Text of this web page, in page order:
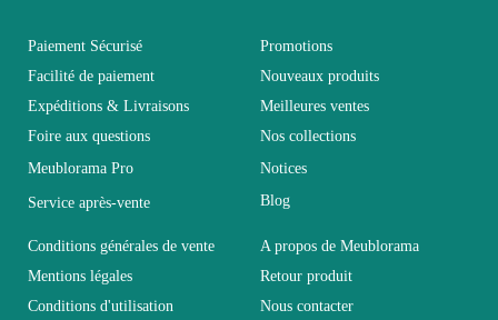
Age Adulte
Collection SWITCH
Coloris Noir
Dimensions L260xH170xP40
Electrique Electrique
Vous devez vous connecter pour laisser un avis
Paiement Sécurisé
Facilité de paiement
Expéditions & Livraisons
Foire aux questions
Meublorama Pro
Service après-vente
Promotions
Nouveaux produits
Meilleures ventes
Nos collections
Notices
Blog
Conditions générales de vente
Mentions légales
Conditions d'utilisation
A propos de Meublorama
Retour produit
Nous contacter